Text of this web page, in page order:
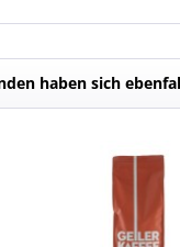
haben sich